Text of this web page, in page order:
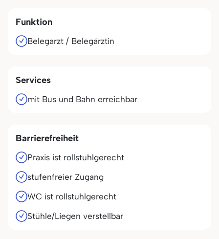
Funktion
Belegarzt / Belegärztin
Services
mit Bus und Bahn erreichbar
Barrierefreiheit
Praxis ist rollstuhlgerecht
stufenfreier Zugang
WC ist rollstuhlgerecht
Stühle/Liegen verstellbar